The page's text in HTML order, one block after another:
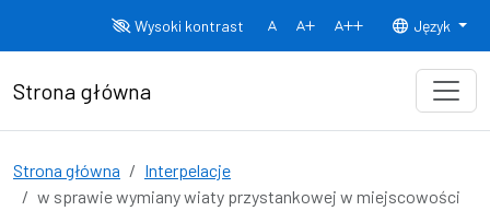
Wysoki kontrast
Normalny rozmiar czcionki
Rozmiar czcionki 150% Rozmiar
Język
Strona główna
Strona główna
Interpelacje
w sprawie wymiany wiaty przystankowej w miejscowości